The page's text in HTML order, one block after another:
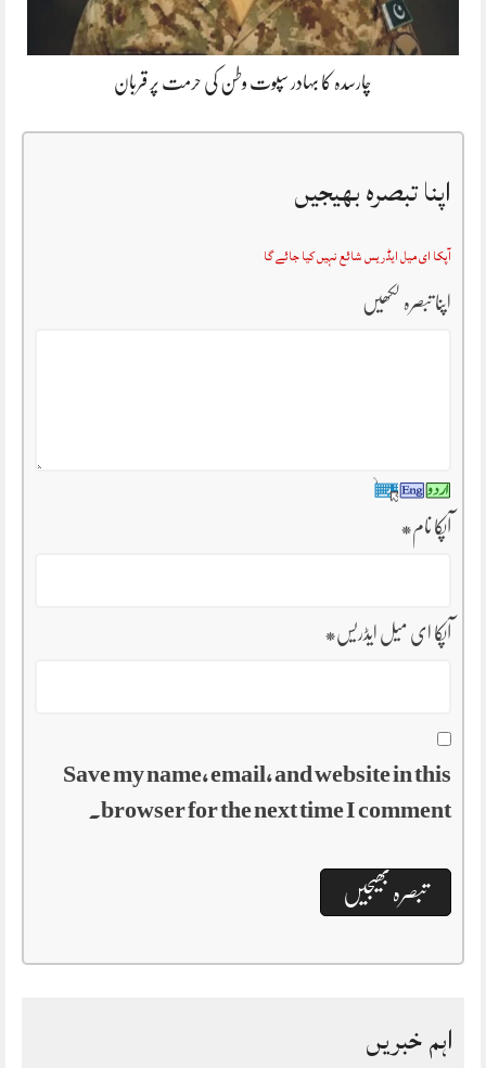
چارسدہ کا بہادر سپوت وطن کی حرمت پر قربان
اپنا تبصرہ بھیجیں
آپکا ای میل ایڈریس شائع نہیں کیا جائے گا
اپنا تبصرہ لکھیں
آپکا نام*
آپکا ای میل ایڈریس*
Save my name, email, and website in this
browser for the next time I comment.
اہم خبریں